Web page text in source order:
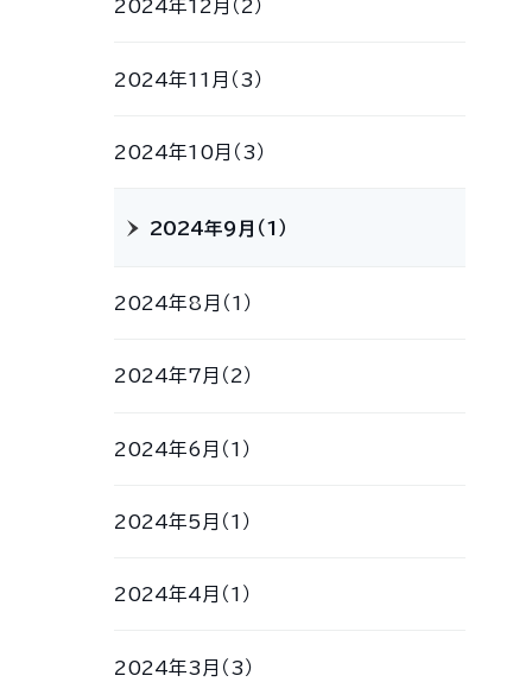
2024年12月（2）
2024年11月（3）
2024年10月（3）
2024年9月（1）
2024年8月（1）
2024年7月（2）
2024年6月（1）
2024年5月（1）
2024年4月（1）
2024年3月（3）